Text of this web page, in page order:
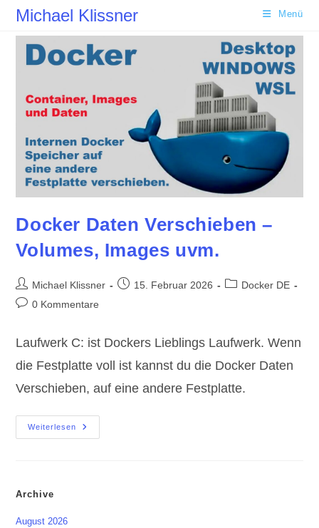
Zum
springen
Michael Klissner Menü
Docker Daten Verschieben –
Volumes, Images uvm.
Beitrags-
Autor:
Michael Klissner
Beitrag15. Februar 2026
Beitrags-
Docker DE
Beitrags-
0 Kommentare
Laufwerk C: ist Dockers Lieblings Laufwerk. Wenn
die Festplatte voll ist kannst du die Docker Daten
Verschieben, auf eine andere Festplatte.
Weiterlesen
Docker
Daten
Archive
August 2026